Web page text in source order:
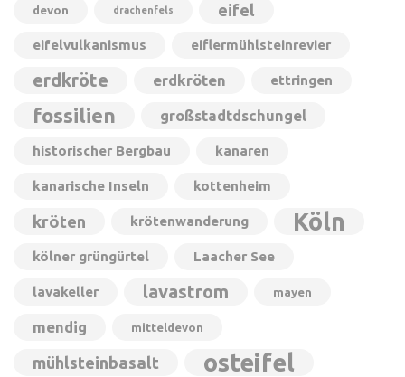
devon drachenfels eifel
eifelvulkanismus eiflermühlsteinrevier
erdkröte erdkröten ettringen
fossilien großstadtdschungel
historischer Bergbau kanaren
kanarische Inseln kottenheim
kröten krötenwanderung Köln
kölner grüngürtel Laacher See
lavakeller lavastrom mayen
mendig mitteldevon
mühlsteinbasalt osteifel